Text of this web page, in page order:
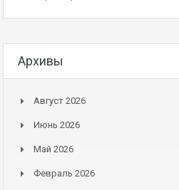
Архивы
Август 2026
Июнь 2026
Май 2026
Февраль 2026